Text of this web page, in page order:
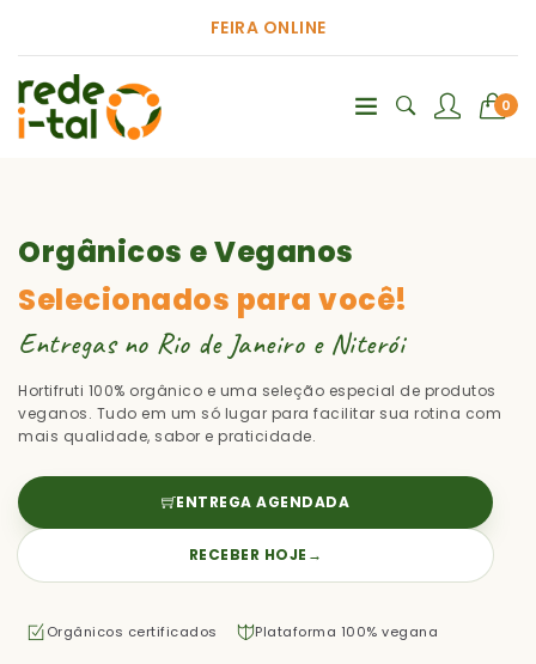
FEIRA ONLINE
0
Orgânicos e Veganos
Selecionados para você!
Entregas no Rio de Janeiro e Niterói
Hortifruti 100% orgânico e uma seleção especial de produtos
veganos. Tudo em um só lugar para facilitar sua rotina com
mais qualidade, sabor e praticidade.
ENTREGA AGENDADA
RECEBER HOJE →
Orgânicos certificados Plataforma 100% vegana